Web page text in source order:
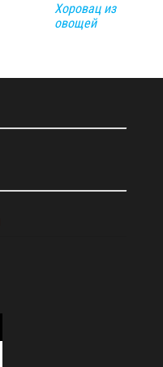
Хоровац из
овощей